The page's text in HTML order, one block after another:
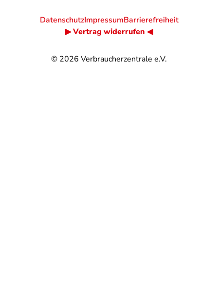
© 2026 Verbraucherzentrale e.V.
DatenschutzImpressumBarrierefreiheit
▶ Vertrag widerrufen ◀